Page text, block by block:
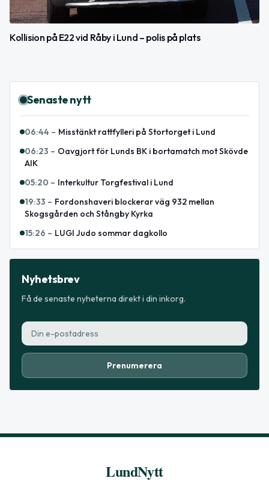
Kollision på E22 vid Råby i Lund – polis på plats
Senaste nytt
06:44 – Misstänkt rattfylleri på Stortorget i Lund
06:23 – Oavgjort för Lunds BK i bortamatch mot Skövde
AIK
05:20 – Interkultur Torgfestival i Lund
19:33 – Fordonshaveri blockerar väg 932 mellan
Skogsgården och Stångby Kyrka
15:26 – LUGI Judo sommar dagkollo
Nyhetsbrev
Få de senaste nyheterna direkt i din inkorg.
Prenumerera
LundNytt